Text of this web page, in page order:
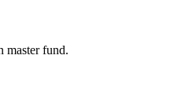
fund.